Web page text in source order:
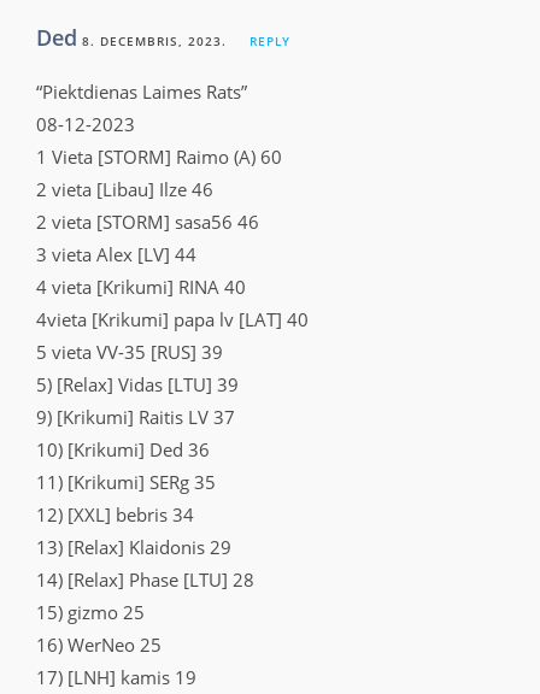
Ded 8. DECEMBRIS, 2023. REPLY
“Piektdienas Laimes Rats”
08-12-2023
1 Vieta [STORM] Raimo (A) 60
2 vieta [Libau] Ilze 46
2 vieta [STORM] sasa56 46
3 vieta Alex [LV] 44
4 vieta [Krikumi] RINA 40
4vieta [Krikumi] papa lv [LAT] 40
5 vieta VV-35 [RUS] 39
5) [Relax] Vidas [LTU] 39
9) [Krikumi] Raitis LV 37
10) [Krikumi] Ded 36
11) [Krikumi] SERg 35
12) [XXL] bebris 34
13) [Relax] Klaidonis 29
14) [Relax] Phase [LTU] 28
15) gizmo 25
16) WerNeo 25
17) [LNH] kamis 19